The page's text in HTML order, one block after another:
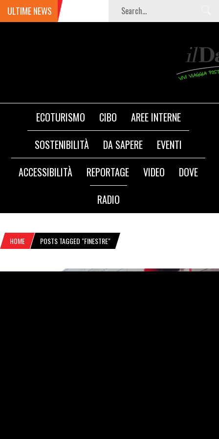
ULTIME NEWS
ECOTURISMO CIBO
AREE INTERNE
SOSTENIBILITÀ
DA SAPERE
EVENTI
ACCESSIBILITÀ
REPORTAGE VIDEO
DOVE
RADIO
HOME POSTS TAGGED "FINESTRE"